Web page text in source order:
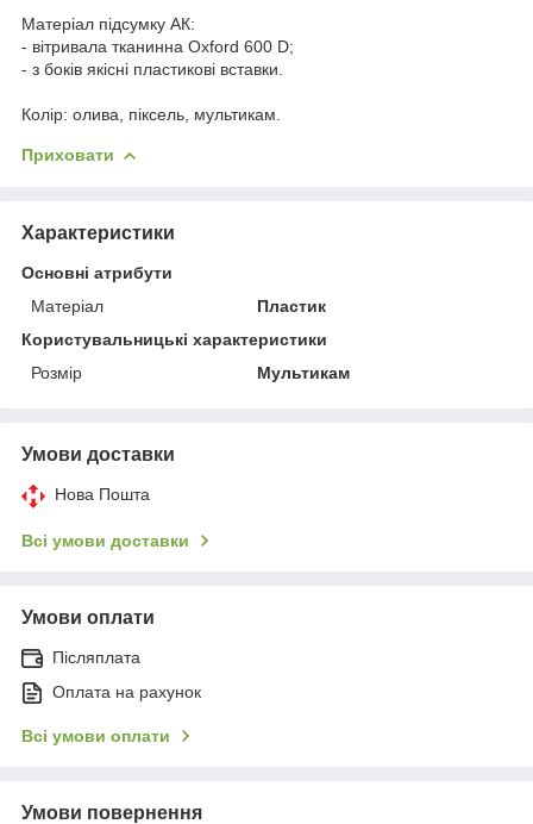
Матеріал підсумку АК:
- вітривала тканинна Oxford 600 D;
- з боків якісні пластикові вставки.
Колір: олива, піксель, мультикам.
Приховати
Характеристики
Основні атрибути
Матеріал
Пластик
Користувальницькі характеристики
Розмір
Мультикам
Умови доставки
Нова Пошта
Всі умови доставки
Умови оплати
Післяплата
Оплата на рахунок
Всі умови оплати
Умови повернення